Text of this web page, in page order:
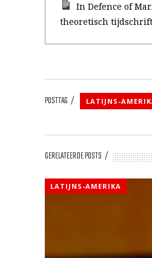
In Defence of
theoretisch tijdschrift
POSTTAG LATIJNS-
GERELATEERDE POSTS
LATIJNS-AMERIKA